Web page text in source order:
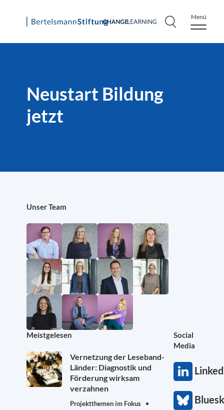
Skip
Menü
Neustart Bildung
jetzt
Unser Team
Meistgelesen
Vernetzung der Leseband-
Länder: Diagnostik und
Förderung wirksam
verzahnen
Projektthemen im Fokus
Social
Media